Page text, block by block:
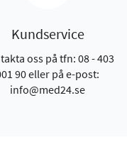
Kundservice
oss på tfn: 08 - 403
90 eller på e-post:
info@med24.se